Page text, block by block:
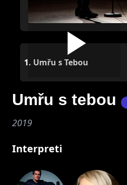
1. Umřu s Tebou
Umřu s tebou
2019
Interpreti